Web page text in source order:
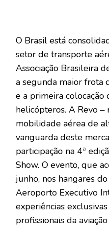
O Brasil está
setor de transporte
Associação Brasileira
a segunda maior frota
e a primeira colocação
helicópteros. A Revo –
mobilidade aérea de
vanguarda deste
participação na 4ª
Show. O evento, que
junho, nos hangares
Aeroporto Executivo
experiências
profissionais da